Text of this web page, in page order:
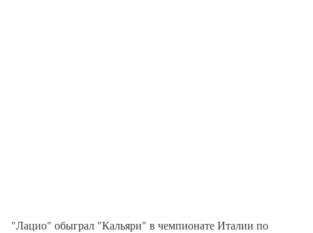
"Лацио" обыграл "Кальяри" в чемпионате Италии по